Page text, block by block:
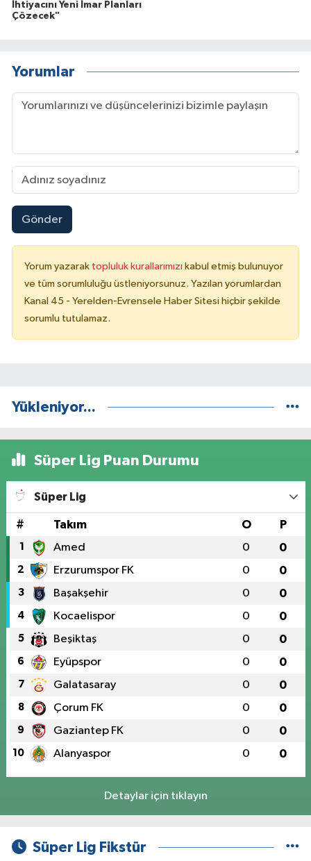
İhtiyacını Yeni İmar Planları
Çözecek"
Yorumlar
Gönder
Yorum yazarak topluluk kurallarımızı kabul etmiş bulunuyor
ve tüm sorumluluğu üstleniyorsunuz. Yazılan yorumlardan
Kanal 45 - Yerelden-Evrensele Haber Sitesi hiçbir şekilde
sorumlu tutulamaz.
Yükleniyor...
Süper Lig Puan Durumu
Süper Lig
# Takım O P
1 Amed 0 0
2 Erzurumspor FK 0 0
3 Başakşehir 0 0
4 Kocaelispor 0 0
5 Beşiktaş 0 0
6 Eyüpspor 0 0
7 Galatasaray 0 0
8 Çorum FK 0 0
9 Gaziantep FK 0 0
10 Alanyaspor 0 0
Detaylar için tıklayın
Süper Lig Fikstür